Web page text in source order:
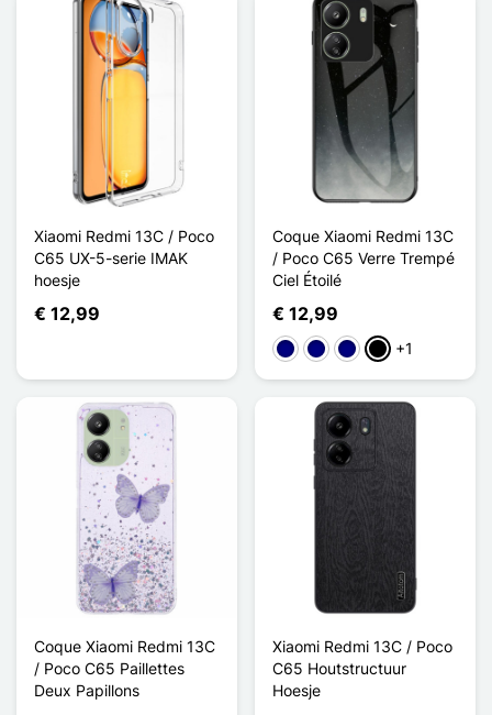
Xiaomi Redmi 13C / Poco
C65 UX-5-serie IMAK
hoesje
€ 12,99
Coque Xiaomi Redmi 13C
/ Poco C65 Verre Trempé
Ciel Étoilé
€ 12,99
Color Starry Sky
Bright Starry Sky
Dream Starry Sky
Starry Crescent
+1
Coque Xiaomi Redmi 13C
/ Poco C65 Paillettes
Deux Papillons
Xiaomi Redmi 13C / Poco
C65 Houtstructuur
Hoesje